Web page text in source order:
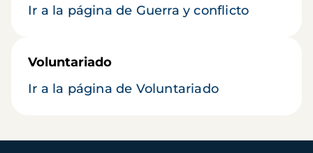
Ir a la página de Guerra y conflicto
Voluntariado
Ir a la página de Voluntariado